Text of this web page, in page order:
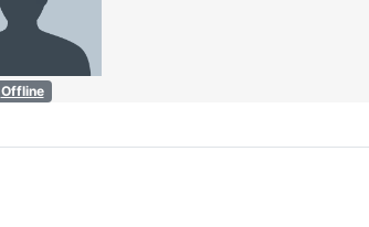
Offline